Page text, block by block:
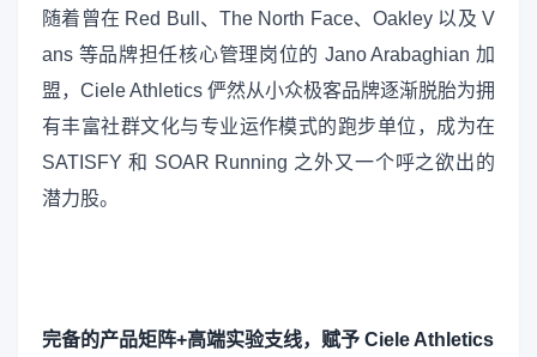
随着曾在 Red Bull、The North Face、Oakley 以及 V
ans 等品牌担任核心管理岗位的 Jano Arabaghian 加
盟，Ciele Athletics 俨然从小众极客品牌逐渐脱胎为拥
有丰富社群文化与专业运作模式的跑步单位，成为在
SATISFY 和 SOAR Running 之外又一个呼之欲出的
潜力股。
完备的产品矩阵+高端实验支线，赋予 Ciele Athletics